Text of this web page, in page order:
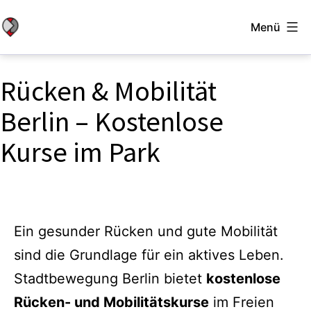
Inhalt
springen
Menü
Rücken & Mobilität
Berlin – Kostenlose
Kurse im Park
Ein gesunder Rücken und gute Mobilität
sind die Grundlage für ein aktives Leben.
Stadtbewegung Berlin bietet kostenlose
Rücken- und Mobilitätskurse im Freien